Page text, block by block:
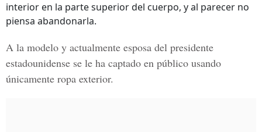
interior en la parte superior del cuerpo, y al parecer no
piensa abandonarla.
A la modelo y actualmente esposa del presidente
estadounidense se le ha captado en público usando
únicamente ropa exterior.